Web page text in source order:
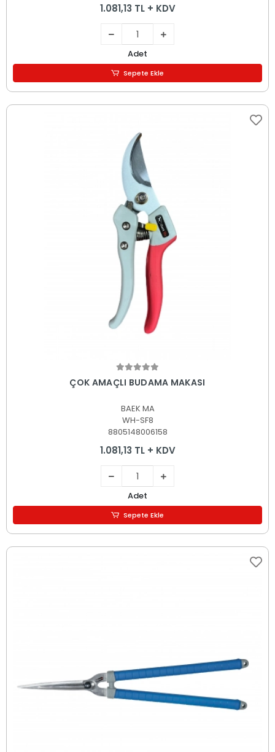
1.081,13 TL + KDV
Adet
Sepete Ekle
Sepete Ekle
ÇOK AMAÇLI BUDAMA MAKASI
BAEK MA
WH-SF8
8805148006158
1.081,13 TL + KDV
Adet
Sepete Ekle